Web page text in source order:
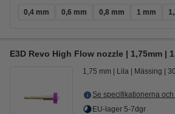
0,4 mm 0,6 mm 0,8 mm 1 mm
E3D Revo High Flow nozzle | 1,75mm |
1,75 mm Lila Mässing
Se specifikationerna
EU-lager 5-7dgr